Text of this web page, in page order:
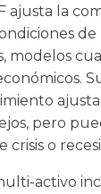
ajusta la
de
modelos
pero
crisis o
activo